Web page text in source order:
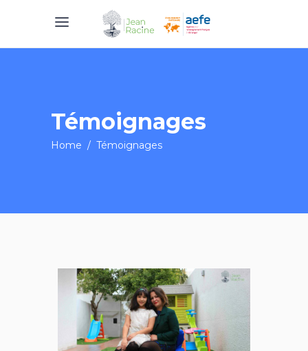
Témoignages
Home / Témoignages